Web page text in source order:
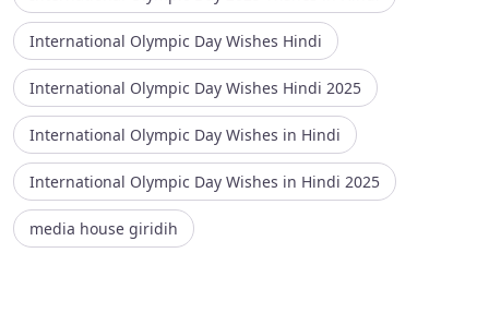
International Olympic Day Wishes Hindi
International Olympic Day Wishes Hindi 2025
International Olympic Day Wishes in Hindi
International Olympic Day Wishes in Hindi 2025
media house giridih